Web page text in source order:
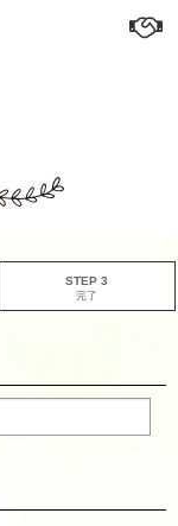
STEP 3
完了